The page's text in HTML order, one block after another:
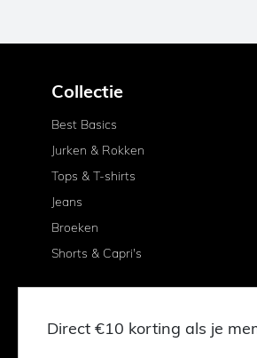
Collectie
Best Basics
Jurken & Rokken
Tops & T-shirts
Jeans
Broeken
Shorts & Capri's
Direct €10 korting als je